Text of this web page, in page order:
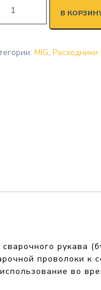
В
MIG, Расходники
рукава
проволоки к
во